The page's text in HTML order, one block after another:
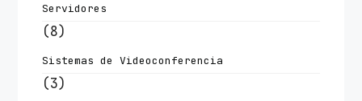
Servidores
(8)
Sistemas de Videoconferencia
(3)